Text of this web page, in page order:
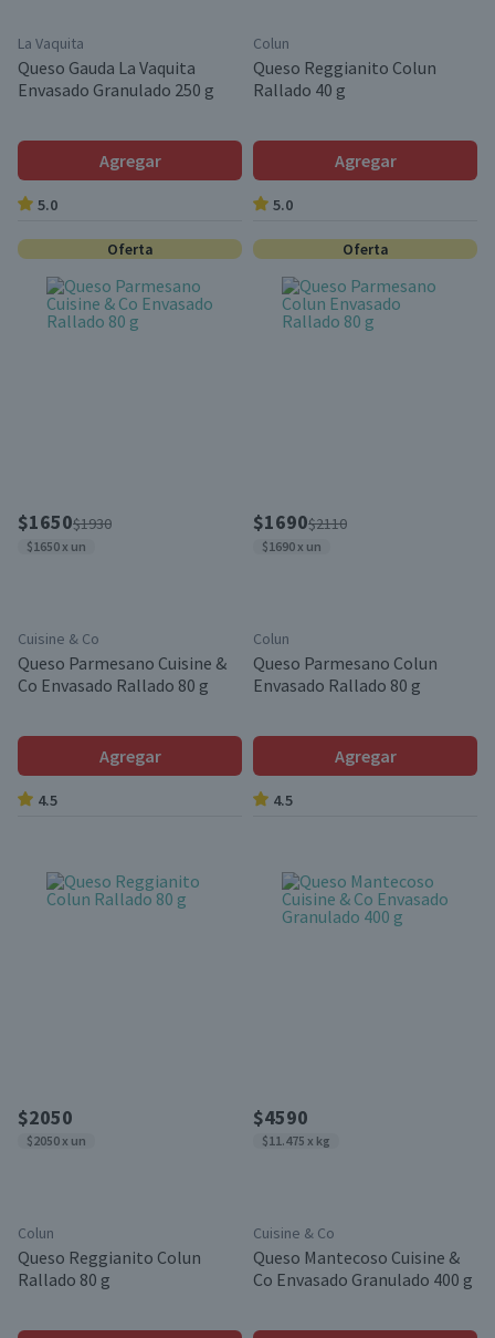
La Vaquita
Queso Gauda La Vaquita
Envasado Granulado 250 g
Agregar
5.0
Colun
Queso Reggianito Colun
Rallado 40 g
Agregar
5.0
Oferta
$1650$1930
$1650 x un
Cuisine & Co
Queso Parmesano Cuisine &
Co Envasado Rallado 80 g
Agregar
4.5
Oferta
$1690$2110
$1690 x un
Colun
Queso Parmesano Colun
Envasado Rallado 80 g
Agregar
4.5
$2050
$2050 x un
Colun
Queso Reggianito Colun
Rallado 80 g
$4590
$11.475 x kg
Cuisine & Co
Queso Mantecoso Cuisine &
Co Envasado Granulado 400 g